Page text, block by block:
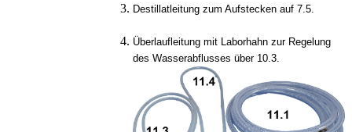
Destillatleitung zum Aufstecken auf 7.5.
Überlaufleitung mit Laborhahn zur Regelung
des Wasserabflusses über 10.3.